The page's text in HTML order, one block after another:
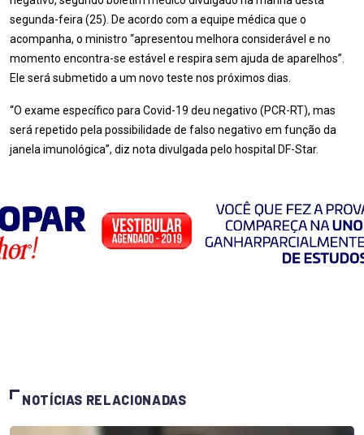
segunda-feira (25). De acordo com a equipe médica que o
acompanha, o ministro “apresentou melhora considerável e no
momento encontra-se estável e respira sem ajuda de aparelhos”.
Ele será submetido a um novo teste nos próximos dias.
“O exame específico para Covid-19 deu negativo (PCR-RT), mas
será repetido pela possibilidade de falso negativo em função da
janela imunológica”, diz nota divulgada pelo hospital DF-Star.
NOTÍCIAS RELACIONADAS